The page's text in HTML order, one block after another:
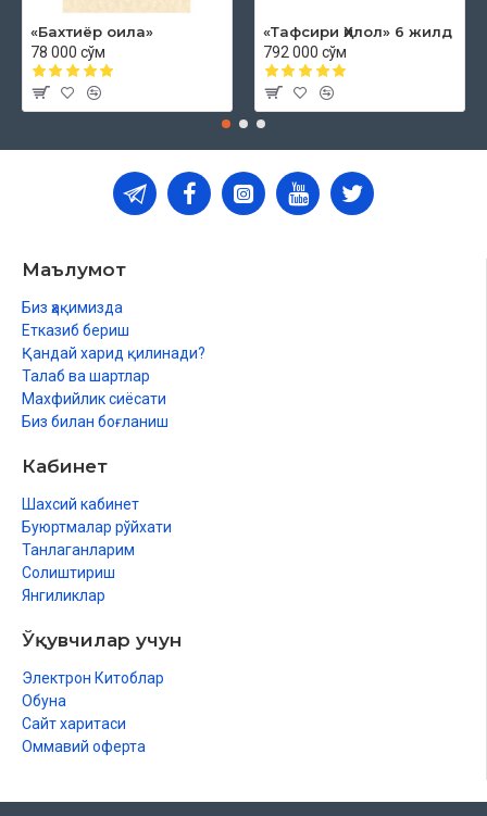
«Бахтиёр оила»
78 000 сўм
«Тафсири Ҳилол» 6 жилд
792 000 сўм
Маълумот
Биз ҳақимизда
Етказиб бериш
Қандай харид қилинади?
Талаб ва шартлар
Махфийлик сиёсати
Биз билан боғланиш
Кабинет
Шахсий кабинет
Буюртмалар рўйхати
Танлаганларим
Солиштириш
Янгиликлар
Ўқувчилар учун
Электрон Китоблар
Обуна
Сайт харитаси
Оммавий оферта